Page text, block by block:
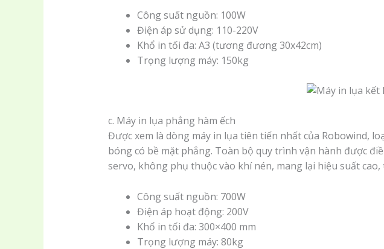
Công suất nguồn: 100W
Điện áp sử dụng: 110-220V
Khổ in tối đa: A3 (tương đương 30x42cm)
Trọng lượng máy: 150kg
c. Máy in lụa phẳng hàm ếch
Được xem là dòng máy in lụa tiên tiến nhất của Robowind,
bóng có bề mặt phẳng. Toàn bộ quy trình vận hành được
servo, không phụ thuộc vào khí nén, mang lại hiệu suất
Công suất nguồn: 700W
Điện áp hoạt động: 200V
Khổ in tối đa: 300×400 mm
Trọng lượng máy: 80kg